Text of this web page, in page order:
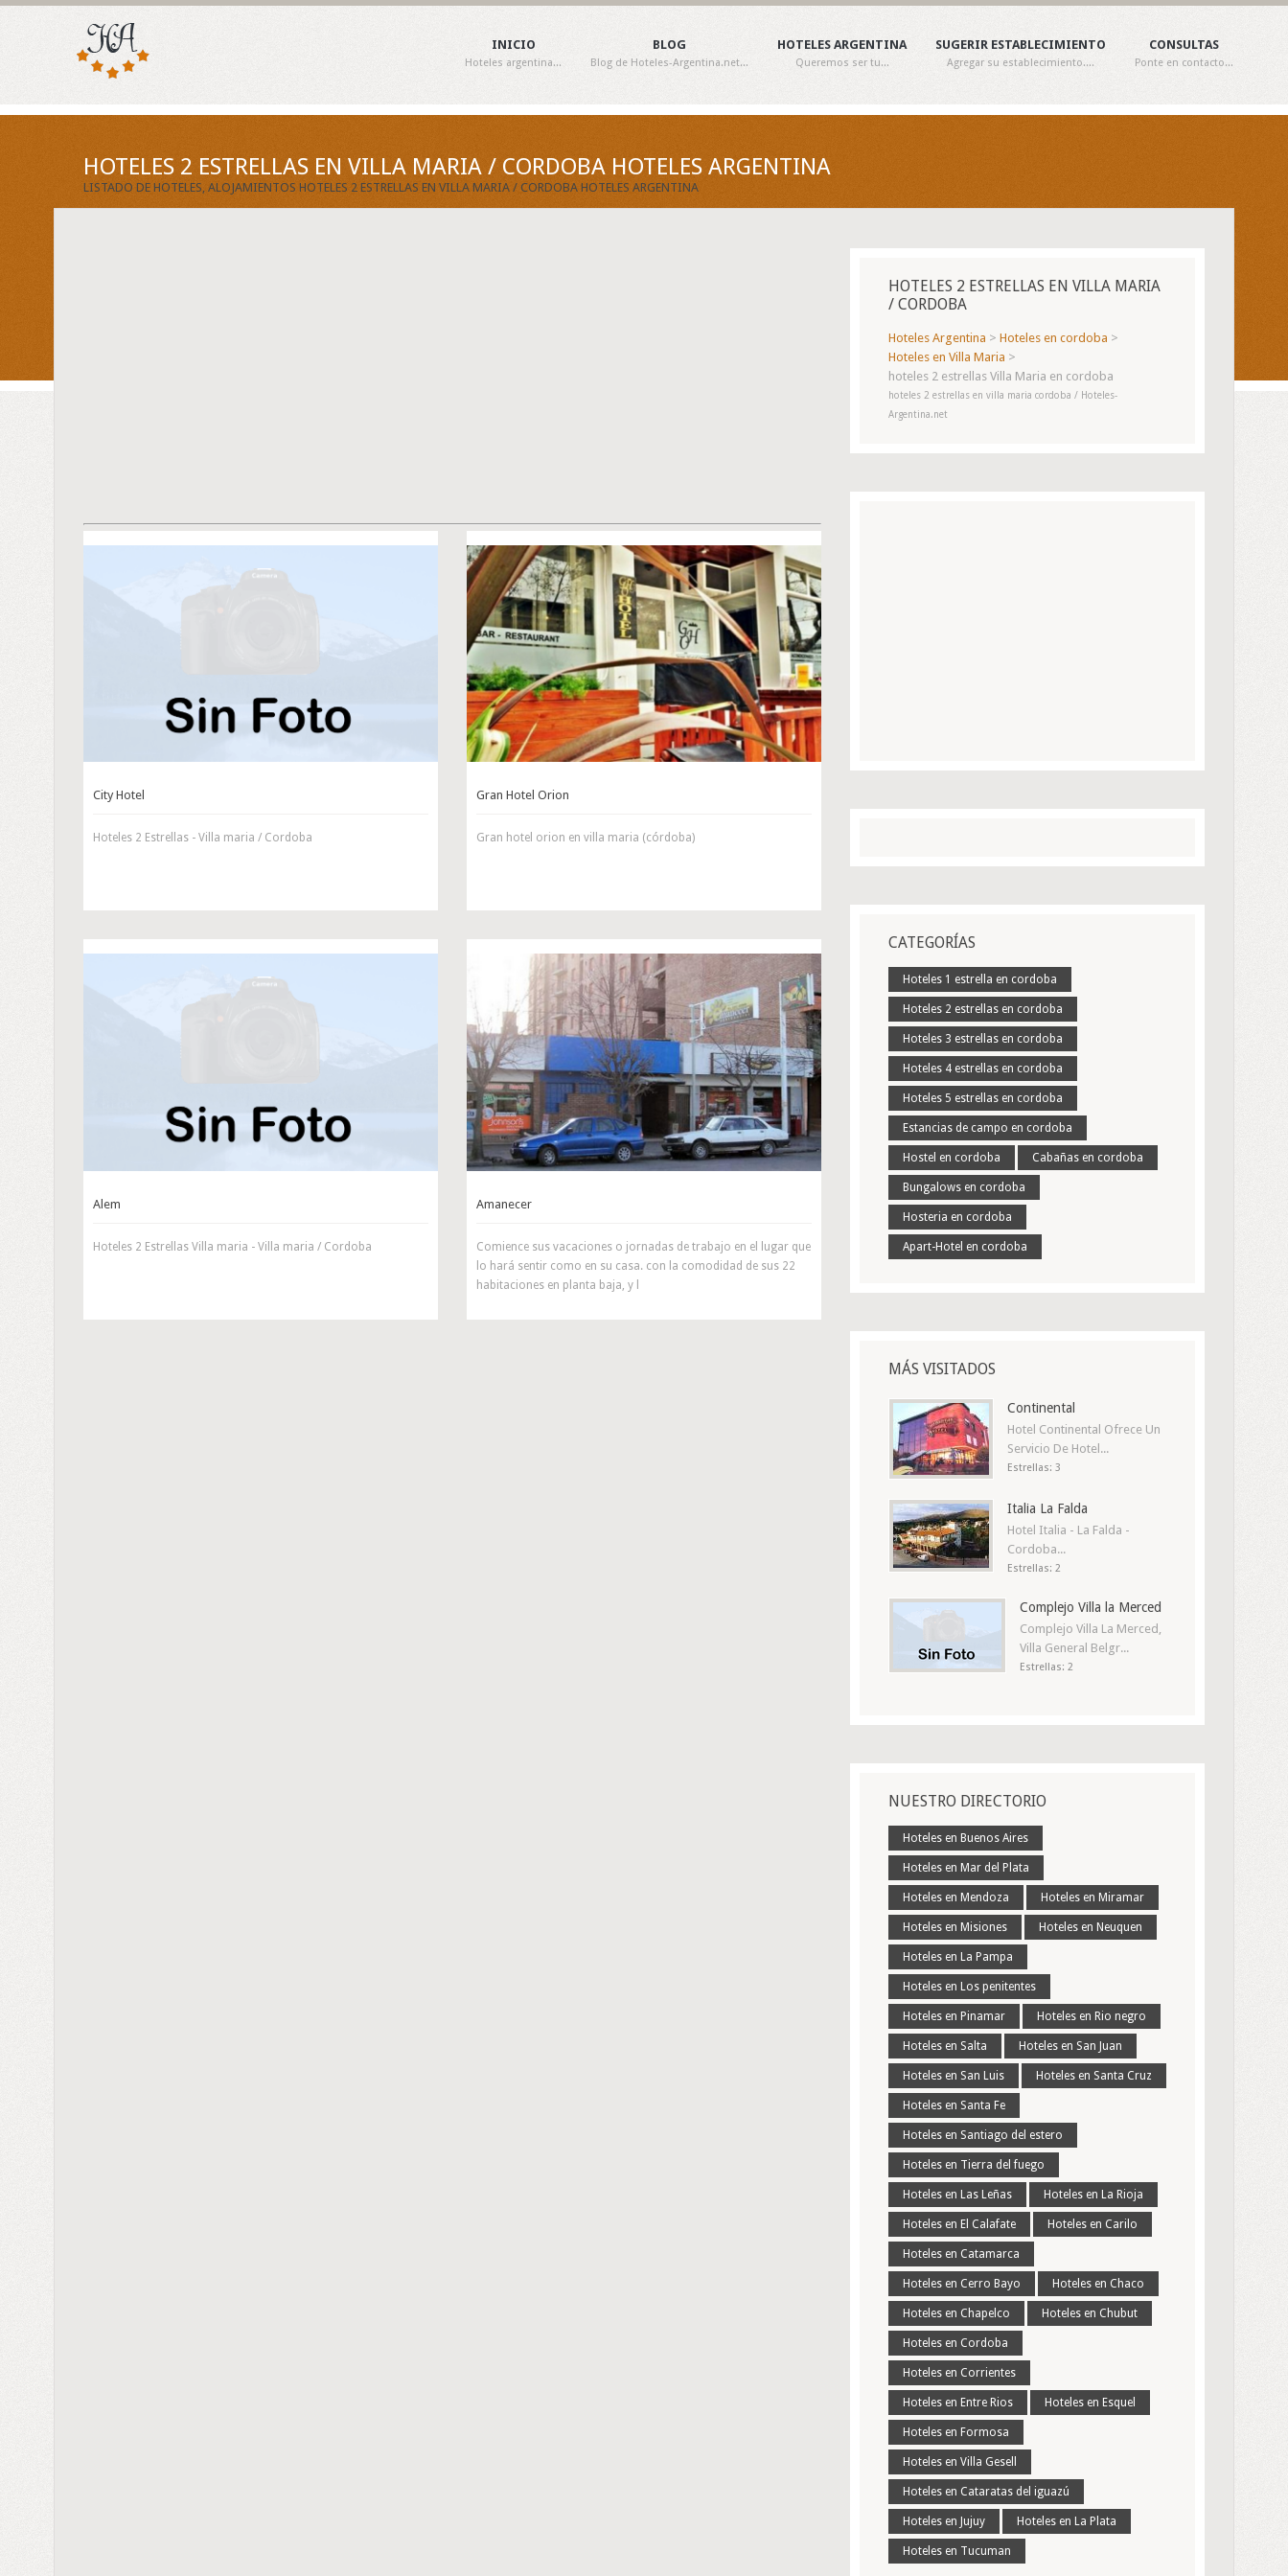
INICIO
Hoteles argentina...
BLOG
Blog de Hoteles-Argentina.net...
HOTELES ARGENTINA
Queremos ser tu...
SUGERIR ESTABLECIMIENTO
Agregar su establecimiento....
CONSULTAS
Ponte en contacto...
HOTELES 2 ESTRELLAS EN VILLA MARIA / CORDOBA HOTELES ARGENTINA
LISTADO DE HOTELES, ALOJAMIENTOS HOTELES 2 ESTRELLAS EN VILLA MARIA / CORDOBA HOTELES ARGENTINA
City Hotel
Hoteles 2 Estrellas - Villa maria / Cordoba
Gran Hotel Orion
Gran hotel orion en villa maria (córdoba)
Alem
Hoteles 2 Estrellas Villa maria - Villa maria / Cordoba
Amanecer
Comience sus vacaciones o jornadas de trabajo en el lugar que
lo hará sentir como en su casa. con la comodidad de sus 22
habitaciones en planta baja, y l
HOTELES 2 ESTRELLAS EN VILLA MARIA
/ CORDOBA
Hoteles Argentina > Hoteles en cordoba >
Hoteles en Villa Maria >
hoteles 2 estrellas Villa Maria en cordoba
hoteles 2 estrellas en villa maria cordoba / Hoteles-
Argentina.net
CATEGORÍAS
Hoteles 1 estrella en cordoba
Hoteles 2 estrellas en cordoba
Hoteles 3 estrellas en cordoba
Hoteles 4 estrellas en cordoba
Hoteles 5 estrellas en cordoba
Estancias de campo en cordoba
Hostel en cordoba Cabañas en cordoba
Bungalows en cordoba
Hosteria en cordoba
Apart-Hotel en cordoba
MÁS VISITADOS
Continental
Hotel Continental Ofrece Un
Servicio De Hotel...
Estrellas: 3
Italia La Falda
Hotel Italia - La Falda -
Cordoba...
Estrellas: 2
Complejo Villa la Merced
Complejo Villa La Merced,
Villa General Belgr...
Estrellas: 2
NUESTRO DIRECTORIO
Hoteles en Buenos Aires
Hoteles en Mar del Plata
Hoteles en Mendoza Hoteles en Miramar
Hoteles en Misiones Hoteles en Neuquen
Hoteles en La Pampa
Hoteles en Los penitentes
Hoteles en Pinamar Hoteles en Rio negro
Hoteles en Salta Hoteles en San Juan
Hoteles en San Luis Hoteles en Santa Cruz
Hoteles en Santa Fe
Hoteles en Santiago del estero
Hoteles en Tierra del fuego
Hoteles en Las Leñas Hoteles en La Rioja
Hoteles en El Calafate Hoteles en Carilo
Hoteles en Catamarca
Hoteles en Cerro Bayo Hoteles en Chaco
Hoteles en Chapelco Hoteles en Chubut
Hoteles en Cordoba
Hoteles en Corrientes
Hoteles en Entre Rios Hoteles en Esquel
Hoteles en Formosa
Hoteles en Villa Gesell
Hoteles en Cataratas del iguazú
Hoteles en Jujuy Hoteles en La Plata
Hoteles en Tucuman